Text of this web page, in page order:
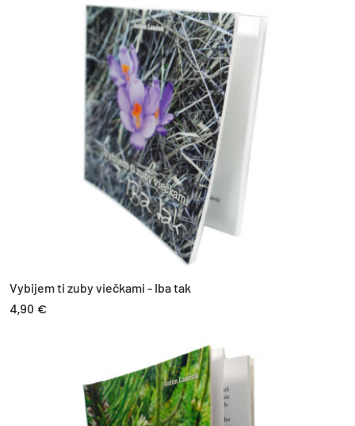
Vybijem ti zuby viečkami - Iba tak
4,90 €